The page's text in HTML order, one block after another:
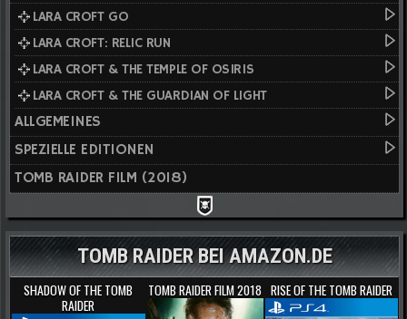
LARA CROFT GO
LARA CROFT: RELIC RUN
LARA CROFT & THE TEMPLE OF OSIRIS
LARA CROFT & THE GUARDIAN OF LIGHT
ALLGEMEINES
SPEZIELLE EDITIONEN
TOMB RAIDER FILM (2018)
TOMB RAIDER BEI AMAZON.DE
SHADOW OF THE TOMB
RAIDER
TOMB RAIDER FILM 2018 RISE OF THE TOMB RAIDER